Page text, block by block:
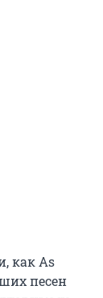
как As
песен